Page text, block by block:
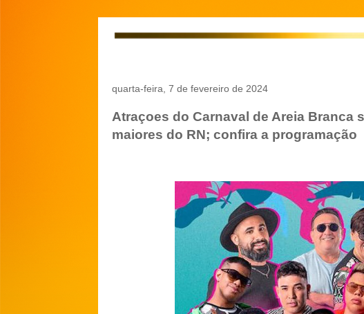
quarta-feira, 7 de fevereiro de 2024
Atraçoes do Carnaval de Areia Branca
maiores do RN; confira a programação